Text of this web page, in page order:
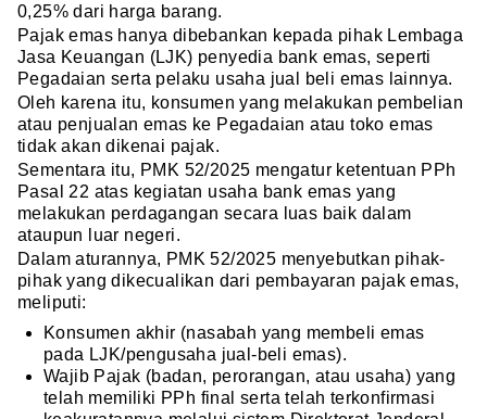
0,25% dari harga barang.
Pajak emas hanya dibebankan kepada pihak Lembaga
Jasa Keuangan (LJK) penyedia bank emas, seperti
Pegadaian serta pelaku usaha jual beli emas lainnya.
Oleh karena itu, konsumen yang melakukan pembelian
atau penjualan emas ke Pegadaian atau toko emas
tidak akan dikenai pajak.
Sementara itu, PMK 52/2025 mengatur ketentuan PPh
Pasal 22 atas kegiatan usaha bank emas yang
melakukan perdagangan secara luas baik dalam
ataupun luar negeri.
Dalam aturannya, PMK 52/2025 menyebutkan pihak-
pihak yang dikecualikan dari pembayaran pajak emas,
meliputi:
Konsumen akhir (nasabah yang membeli emas
pada LJK/pengusaha jual-beli emas).
Wajib Pajak (badan, perorangan, atau usaha) yang
telah memiliki PPh final serta telah terkonfirmasi